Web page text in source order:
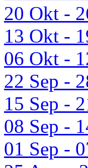
20 Okt -
13 Okt -
06 Okt -
22 Sep -
15 Sep -
08 Sep -
01 Sep -